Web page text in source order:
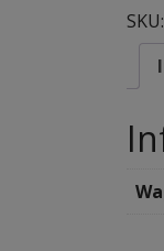
SKU: